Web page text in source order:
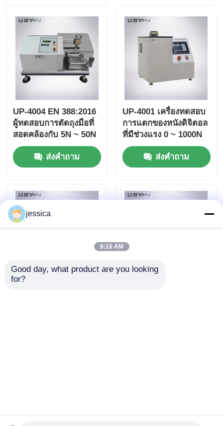
UP-4004 EN 388:2016
ผู้ทดสอบการตัดถุงมือที่
สอดคล้องกับ 5N ~ 50N
เครื่องตรวจจับความอ้วน
และแรงดันที่สามารถ
ปรับได้
ส่งคำถาม
UP-4001 เครื่องทดสอบ
การแตกของหนังดิจิตอล
ที่มีช่วงแรง 0 ~ 1000N
Φ6.35mm ลูกเหล็กและ
ความแม่นยําของแรง ±
1% สําหรับการทดสอบ
ส่งคำถาม
jessica
8:16 AM
Good day, what product are you looking
for?